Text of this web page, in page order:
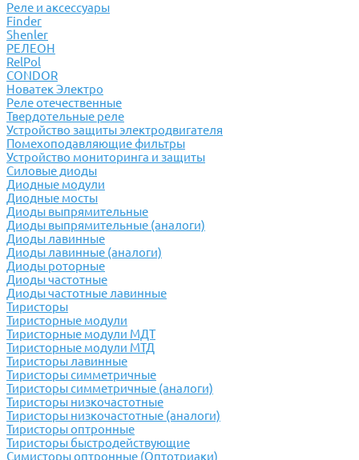
Реле и аксессуары
Finder
Shenler
РЕЛЕОН
RelPol
CONDOR
Новатек Электро
Реле отечественные
Твердотельные реле
Устройство защиты электродвигателя
Помехоподавляющие фильтры
Устройство мониторинга и защиты
Силовые диоды
Диодные модули
Диодные мосты
Диоды выпрямительные
Диоды выпрямительные (аналоги)
Диоды лавинные
Диоды лавинные (аналоги)
Диоды роторные
Диоды частотные
Диоды частотные лавинные
Тиристоры
Тиристорные модули
Тиристорные модули МДТ
Тиристорные модули МТД
Тиристоры лавинные
Тиристоры симметричные
Тиристоры симметричные (аналоги)
Тиристоры низкочастотные
Тиристоры низкочастотные (аналоги)
Тиристоры оптронные
Тиристоры быстродействующие
Симисторы оптронные (Оптотриаки)